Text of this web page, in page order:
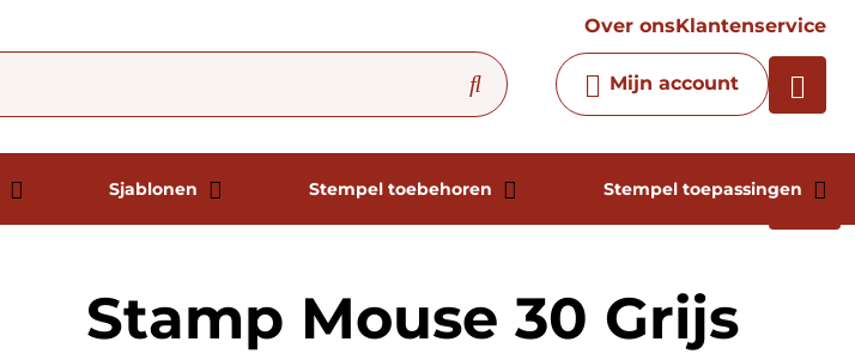
Over onsKlantenservice
Mijn account
Sjablonen Stempel toebehoren Stempel toepassingen
Chatbot
Chat 24/7 met onze chatbot
voor hulp
Contact
Stamp Mouse 30 Grijs